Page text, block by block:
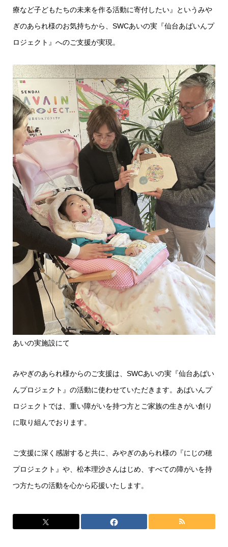
療など子どもたちの未来を作る活動に寄付したい』というみや
ぎのあられ様のお気持ちから、SWCあいの実『仙台あばいんプ
ロジェクト』へのご支援が実現。
あいの実施設にて
みやぎのあられ様からのご支援は、SWCあいの実『仙台あばい
んプロジェクト』の活動に使わせていただきます。あばいんプ
ロジェクトでは、重い障がいを持つ方とご家族の生きがい創り
に取り組んでおります。
ご支援に深く感謝すると共に、みやぎのあられ様の『にじの穂
プロジェクト』や、松本理沙さんはじめ、すべての障がいを持
つ方たちの活動を心から応援いたします。